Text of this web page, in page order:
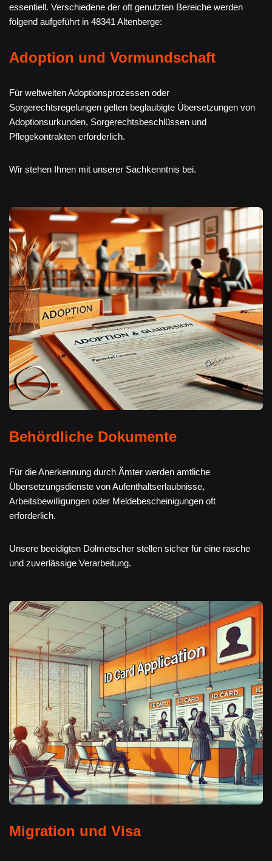
essentiell. Verschiedene der oft genutzten Bereiche werden
folgend aufgeführt in 48341 Altenberge:
Adoption und Vormundschaft
Für weltweiten Adoptionsprozessen oder
Sorgerechtsregelungen gelten beglaubigte Übersetzungen von
Adoptionsurkunden, Sorgerechtsbeschlüssen und
Pflegekontrakten erforderlich.
Wir stehen Ihnen mit unserer Sachkenntnis bei.
Behördliche Dokumente
Für die Anerkennung durch Ämter werden amtliche
Übersetzungsdienste von Aufenthaltserlaubnisse,
Arbeitsbewilligungen oder Meldebescheinigungen oft
erforderlich.
Unsere beeidigten Dolmetscher stellen sicher für eine rasche
und zuverlässige Verarbeitung.
Migration und Visa